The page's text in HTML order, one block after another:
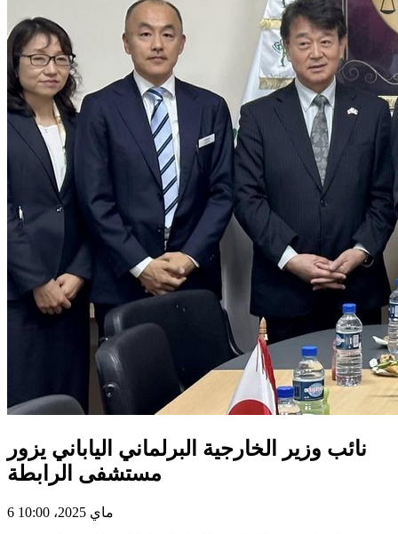
نائب وزير الخارجية البرلماني الياباني يزور
مستشفى الرابطة
6 ماي 2025، 10:00